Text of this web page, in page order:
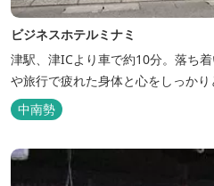
ビジネスホテルミナミ
津駅、津ICより車で約10分。落ち
や旅行で疲れた身体と心をしっかり
中南勢